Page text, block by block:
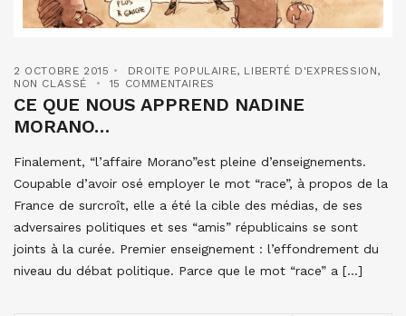
2 OCTOBRE 2015 DROITE POPULAIRE, LIBERTÉ D'EXPRESSION,
NON CLASSÉ
15 COMMENTAIRES
CE QUE NOUS APPREND NADINE
MORANO…
Finalement, “l’affaire Morano”est pleine d’enseignements.
Coupable d’avoir osé employer le mot “race”, à propos de la
France de surcroît, elle a été la cible des médias, de ses
adversaires politiques et ses “amis” républicains se sont
joints à la curée. Premier enseignement : l’effondrement du
niveau du débat politique. Parce que le mot “race” a […]